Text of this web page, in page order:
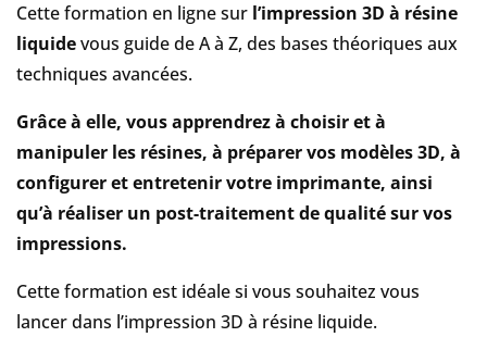
Cette formation en ligne sur l’impression 3D à résine
liquidevous guide de A à Z, des bases théoriques aux
techniques avancées.
Grâce à elle, vous apprendrez à choisir et à
manipuler les résines, à préparer vos modèles 3D, à
configurer et entretenir votre imprimante, ainsi
qu’à réaliser un post-traitement de qualité sur vos
impressions.
Cette formation est idéale si vous souhaitez vous
lancer dans l’impression 3D à résine liquide.